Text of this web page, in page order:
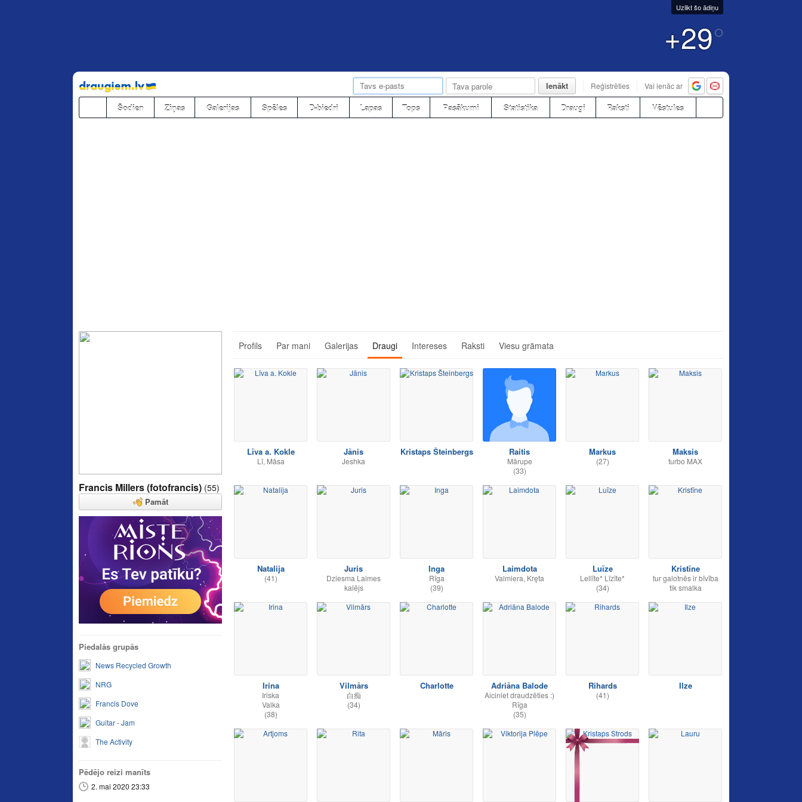
Uzlikt šo ādiņu
+29°
Pāriet
uz
saturu
Ienākt Reģistrēties Vai ienāc ar
Šodien Ziņas Galerijas Spēles D-biedri Lapas Tops Pasākumi Statistika Draugi Raksti Vēstules
Francis Millers (fotofrancis) (55)
Pamāt
Piedalās grupās
News Recycled Growth
NRG
Francis Dove
Guitar - Jam
The Activity
Pēdējo reizi manīts
2. mai 2020 23:33
Profils Par mani Galerijas Draugi Intereses Raksti Viesu grāmata
Līva a. Kokle
Lī, Māsa
Jānis
Jeshka
Kristaps Šteinbergs Raitis
Mārupe
(33)
Markus
(27)
Maksis
turbo MAX
Natalija
(41)
Juris
Dziesma Laimes
kalējs
Inga
Rīga
(39)
Laimdota
Valmiera, Kręta
Luīze
Lellīte* Līzīte*
(34)
Kristīne
tur galotnēs ir bīvība
tik smalka
Irina
Iriska
Valka
(38)
Vilmārs
白痴
(34)
Charlotte Adriāna Balode
Aiciniet draudzēties :)
Rīga
(35)
Rihards
(41)
Ilze